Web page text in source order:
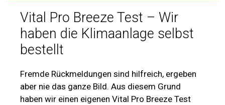
Vital Pro Breeze Test – Wir
haben die Klimaanlage selbst
bestellt
Fremde Rückmeldungen sind hilfreich, ergeben
aber nie das ganze Bild. Aus diesem Grund
haben wir einen eigenen Vital Pro Breeze Test